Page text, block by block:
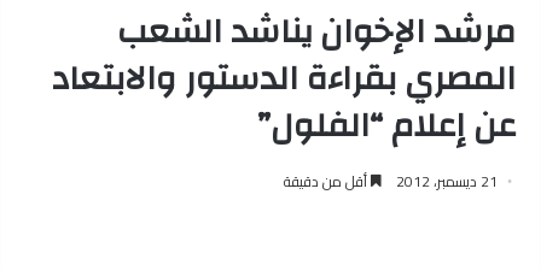
مرشد الإخوان يناشد الشعب
المصري بقراءة الدستور والابتعاد
عن إعلام “الفلول”
21 ديسمبر، 2012 أقل من دقيقة